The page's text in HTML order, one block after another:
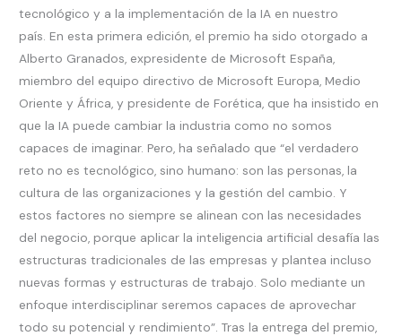
tecnológico y a la implementación de la IA en nuestro
país. En esta primera edición, el premio ha sido otorgado a
Alberto Granados, expresidente de Microsoft España,
miembro del equipo directivo de Microsoft Europa, Medio
Oriente y África, y presidente de Forética, que ha insistido en
que la IA puede cambiar la industria como no somos
capaces de imaginar. Pero, ha señalado que “el verdadero
reto no es tecnológico, sino humano: son las personas, la
cultura de las organizaciones y la gestión del cambio. Y
estos factores no siempre se alinean con las necesidades
del negocio, porque aplicar la inteligencia artificial desafía las
estructuras tradicionales de las empresas y plantea incluso
nuevas formas y estructuras de trabajo. Solo mediante un
enfoque interdisciplinar seremos capaces de aprovechar
todo su potencial y rendimiento”. Tras la entrega del premio,